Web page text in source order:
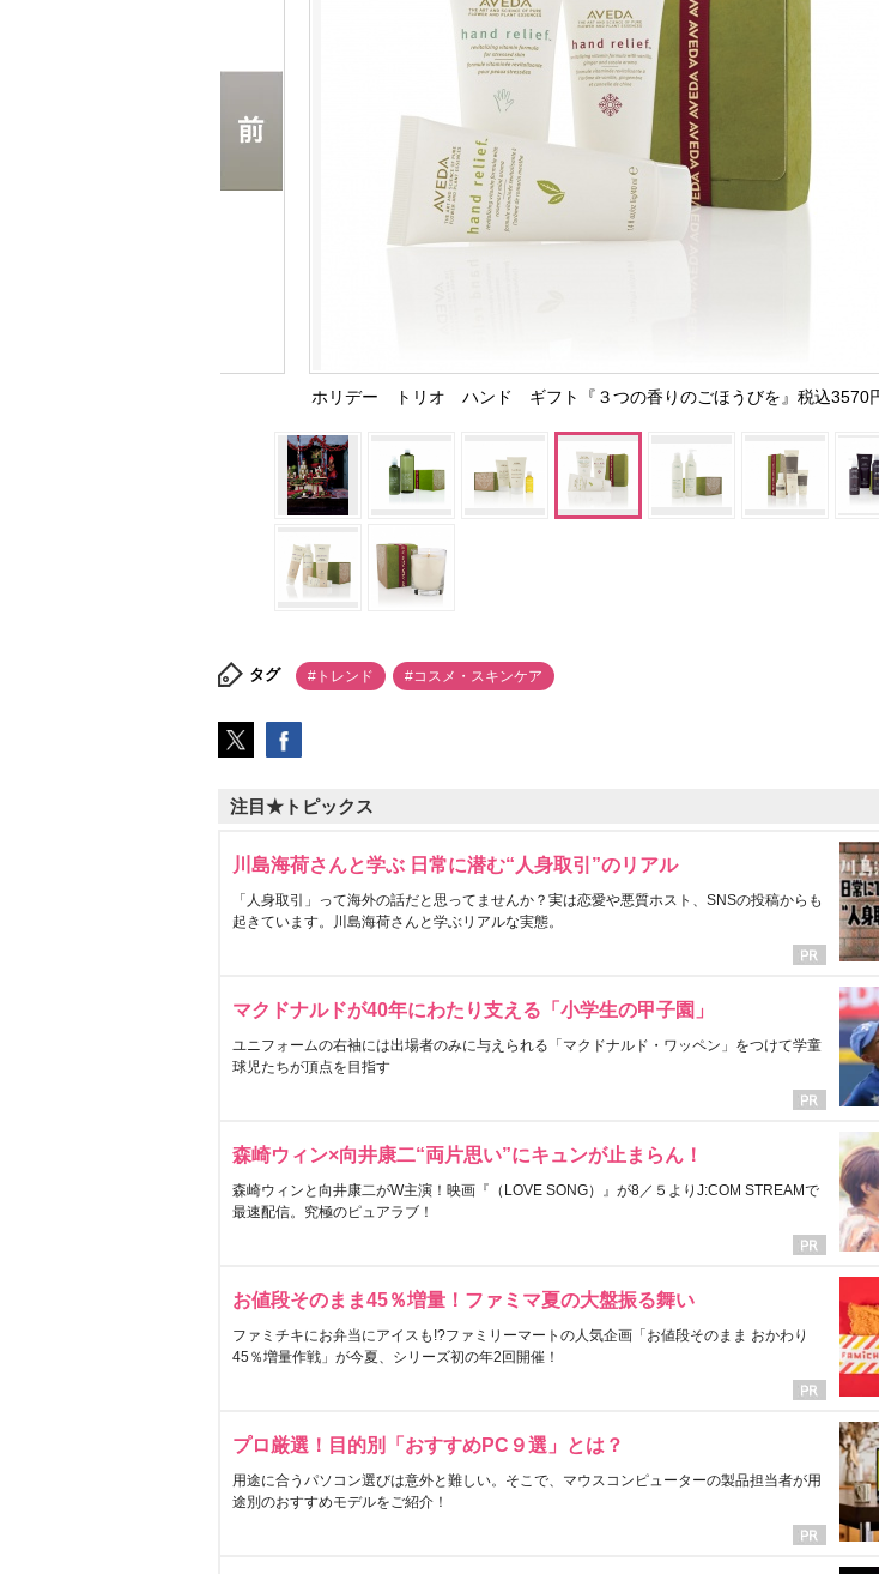
ホリデー トリオ ハンド ギフト『３つの香りのごほうびを』税込3570
タグ #トレンド #コスメ・スキンケア
注目★トピックス
川島海荷さんと学ぶ 日常に潜む“人身取引”のリアル
「人身取引」って海外の話だと思ってませんか？実は恋愛や悪質ホスト、SNSの投稿からも
起きています。川島海荷さんと学ぶリアルな実態。
マクドナルドが40年にわたり支える「小学生の甲子園」
ユニフォームの右袖には出場者のみに与えられる「マクドナルド・ワッペン」をつけて学童
球児たちが頂点を目指す
森崎ウィン×向井康二“両片思い”にキュンが止まらん！
森崎ウィンと向井康二がW主演！映画『（LOVE SONG）』が8／５よりJ:COM STREAMで
最速配信。究極のピュアラブ！
お値段そのまま45％増量！ファミマ夏の大盤振る舞い
ファミチキにお弁当にアイスも!?ファミリーマートの人気企画「お値段そのまま おかわり
45％増量作戦」が今夏、シリーズ初の年2回開催！
プロ厳選！目的別「おすすめPC９選」とは？
用途に合うパソコン選びは意外と難しい。そこで、マウスコンピューターの製品担当者が用
途別のおすすめモデルをご紹介！